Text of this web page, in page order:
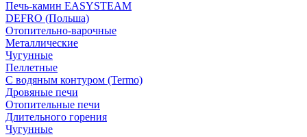
Печь-камин EASYSTEAM
DEFRO (Польша)
Отопительно-варочные
Металлические
Чугунные
Пеллетные
С водяным контуром (Termo)
Дровяные печи
Отопительные печи
Длительного горения
Чугунные